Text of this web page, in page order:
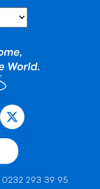
0232 293 39 95